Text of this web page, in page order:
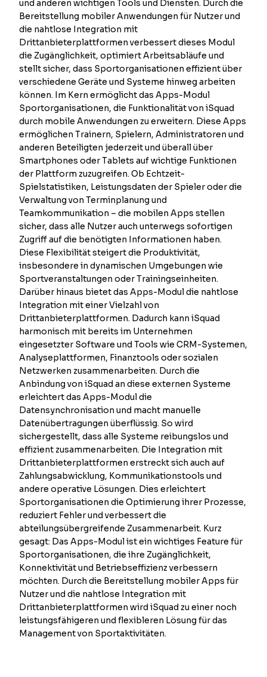
und anderen wichtigen Tools und Diensten. Durch die
Bereitstellung mobiler Anwendungen für Nutzer und
die nahtlose Integration mit
Drittanbieterplattformen verbessert dieses Modul
die Zugänglichkeit, optimiert Arbeitsabläufe und
stellt sicher, dass Sportorganisationen effizient über
verschiedene Geräte und Systeme hinweg arbeiten
können. Im Kern ermöglicht das Apps-Modul
Sportorganisationen, die Funktionalität von iSquad
durch mobile Anwendungen zu erweitern. Diese Apps
ermöglichen Trainern, Spielern, Administratoren und
anderen Beteiligten jederzeit und überall über
Smartphones oder Tablets auf wichtige Funktionen
der Plattform zuzugreifen. Ob Echtzeit-
Spielstatistiken, Leistungsdaten der Spieler oder die
Verwaltung von Terminplanung und
Teamkommunikation – die mobilen Apps stellen
sicher, dass alle Nutzer auch unterwegs sofortigen
Zugriff auf die benötigten Informationen haben.
Diese Flexibilität steigert die Produktivität,
insbesondere in dynamischen Umgebungen wie
Sportveranstaltungen oder Trainingseinheiten.
Darüber hinaus bietet das Apps-Modul die nahtlose
Integration mit einer Vielzahl von
Drittanbieterplattformen. Dadurch kann iSquad
harmonisch mit bereits im Unternehmen
eingesetzter Software und Tools wie CRM-Systemen,
Analyseplattformen, Finanztools oder sozialen
Netzwerken zusammenarbeiten. Durch die
Anbindung von iSquad an diese externen Systeme
erleichtert das Apps-Modul die
Datensynchronisation und macht manuelle
Datenübertragungen überflüssig. So wird
sichergestellt, dass alle Systeme reibungslos und
effizient zusammenarbeiten. Die Integration mit
Drittanbieterplattformen erstreckt sich auch auf
Zahlungsabwicklung, Kommunikationstools und
andere operative Lösungen. Dies erleichtert
Sportorganisationen die Optimierung ihrer Prozesse,
reduziert Fehler und verbessert die
abteilungsübergreifende Zusammenarbeit. Kurz
gesagt: Das Apps-Modul ist ein wichtiges Feature für
Sportorganisationen, die ihre Zugänglichkeit,
Konnektivität und Betriebseffizienz verbessern
möchten. Durch die Bereitstellung mobiler Apps für
Nutzer und die nahtlose Integration mit
Drittanbieterplattformen wird iSquad zu einer noch
leistungsfähigeren und flexibleren Lösung für das
Management von Sportaktivitäten.